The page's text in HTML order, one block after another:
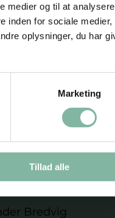
medier og til at analysere
inden for sociale medier,
oplysninger, du har
Marketing
Tillad alle
Wear
med flere
og stærke
Pigerne &
Bredvig